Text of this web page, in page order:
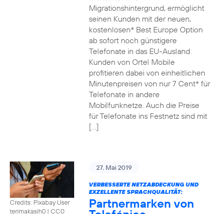
Migrationshintergrund, ermöglicht
seinen Kunden mit der neuen,
kostenlosen* Best Europe Option
ab sofort noch günstigere
Telefonate in das EU-Ausland.
Kunden von Ortel Mobile
profitieren dabei von einheitlichen
Minutenpreisen von nur 7 Cent* für
Telefonate in andere
Mobilfunknetze. Auch die Preise
für Telefonate ins Festnetz sind mit
[…]
Credits: Pixabay User
terimakasih0 | CC0
27. Mai 2019
VERBESSERTE NETZABDECKUNG UND
EXZELLENTE SPRACHQUALITÄT:
Partnermarken von